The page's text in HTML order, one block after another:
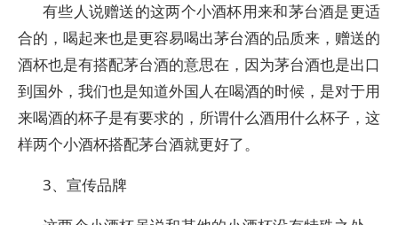
有些人说赠送的这两个小酒杯用来和茅台酒是更适
合的，喝起来也是更容易喝出茅台酒的品质来，赠送的
酒杯也是有搭配茅台酒的意思在，因为茅台酒也是出口
到国外，我们也是知道外国人在喝酒的时候，是对于用
来喝酒的杯子是有要求的，所谓什么酒用什么杯子，这
样两个小酒杯搭配茅台酒就更好了。
3、宣传品牌